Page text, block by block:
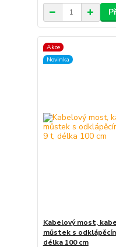
Akce
Novinka
Kabelový most,
můstek s
délka 100 cm